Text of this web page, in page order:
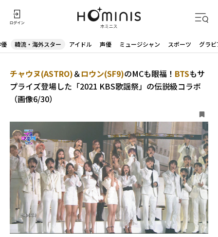
韓流・海外スター アイドル 声優 ミュージシャン スポーツ グラビ
チャウヌ(ASTRO)＆ロウン(SF9)のMCも眼福！ BTSもサ
プライズ登場した「2021 KBS歌謡祭」の伝説級コラボ
（画像6/30）